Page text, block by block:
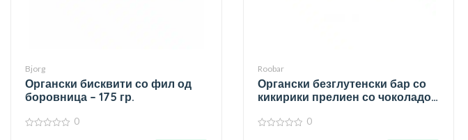
Bjorg
Органски бисквити со фил од
боровница – 175 гр.
0
Roobar
Органски безглутенски бар со
кикирики прелиен со чоколадо
0